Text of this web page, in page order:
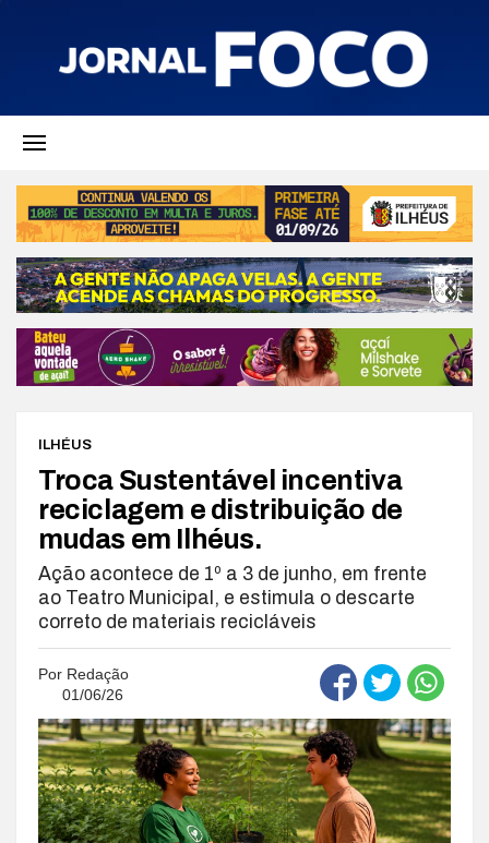
ILHÉUS
Troca Sustentável incentiva
reciclagem e distribuição de
mudas em Ilhéus.
Ação acontece de 1º a 3 de junho, em frente
ao Teatro Municipal, e estimula o descarte
correto de materiais recicláveis
Por Redação
01/06/26